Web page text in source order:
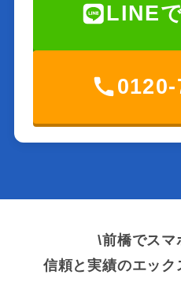
LINE
\前橋でスマ
信頼と実績のエッ